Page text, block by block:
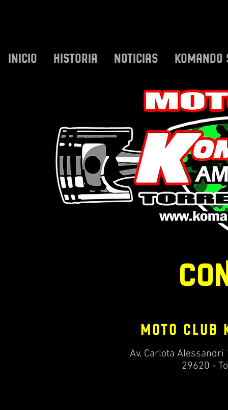
INICIO HISTORIA NOTICIAS KOMANDO
MOTO CLUB
Av. Carlota
29620 -